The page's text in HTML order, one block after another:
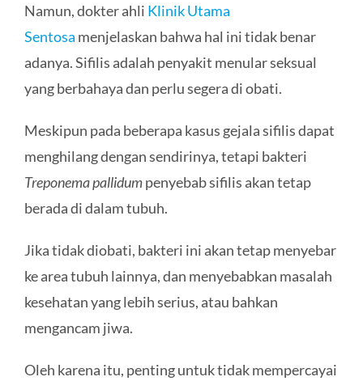
Namun, dokter ahli Klinik Utama
Sentosa menjelaskan bahwa hal ini tidak benar
adanya. Sifilis adalah penyakit menular seksual
yang berbahaya dan perlu segera di obati.
Meskipun pada beberapa kasus gejala sifilis dapat
menghilang dengan sendirinya, tetapi bakteri
Treponema pallidumpenyebab sifilis akan tetap
berada di dalam tubuh.
Jika tidak diobati, bakteri ini akan tetap menyebar
ke area tubuh lainnya, dan menyebabkan masalah
kesehatan yang lebih serius, atau bahkan
mengancam jiwa.
Oleh karena itu, penting untuk tidak mempercayai